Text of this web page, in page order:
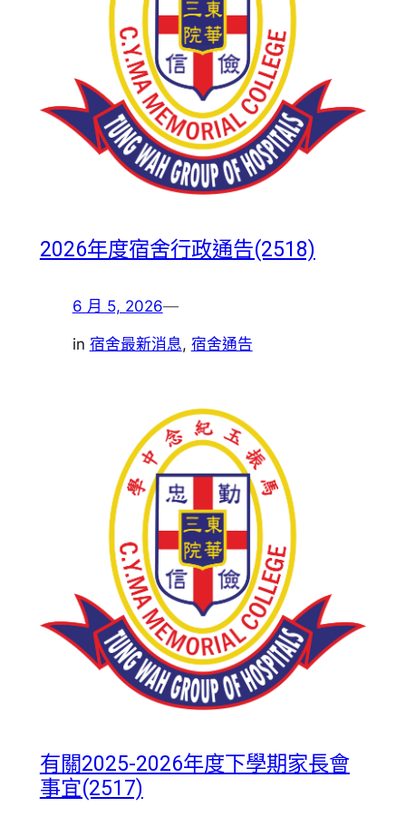
2026年度宿舍行政通告(2518)
6 月 5, 2026—
in 宿舍最新消息, 宿舍通告
有關2025-2026年度下學期家長會
事宜(2517)